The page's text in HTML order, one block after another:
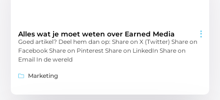
Alles wat je moet weten over Earned Media
Goed artikel? Deel hem dan op: Share on X (Twitter) Share on
Facebook Share on Pinterest Share on LinkedIn Share on
Email In de wereld
Marketing